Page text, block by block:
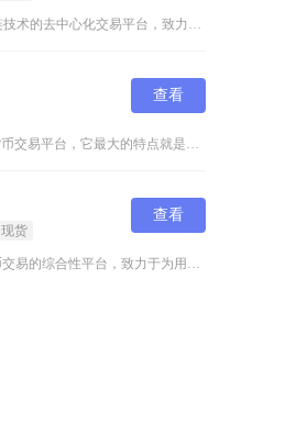
web3.world 是一家基于区块链技术的去中心化交易平台，致力于为用户提供安全、透明且
查看
Bisq是一个去中心化的数字货币交易平台，它最大的特点就是不需要用户进行身份验证，完全依靠
现货
查看
Enosys是一个专注于数字货币交易的综合性平台，致力于为用户提供安全、高效的数字资产交易